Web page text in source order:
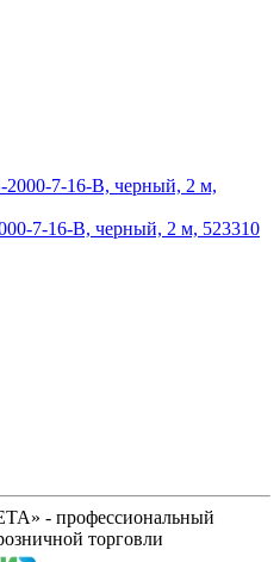
7-16-B, черный, 2 м, 523310
- профессиональный
торговли